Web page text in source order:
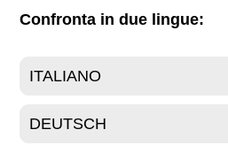
Confronta in due lingue: